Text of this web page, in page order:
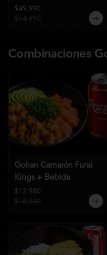
$49.990
$54.990
Combinaciones
Gohan Camarón Furai
Kings + Bebida
$12.980
$16.230